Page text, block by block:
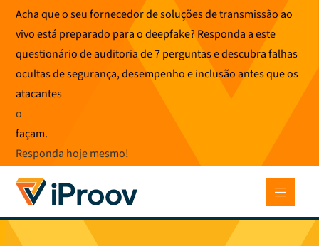
Saltar
para
conteúdo
Acha que o seu fornecedor de soluções de transmissão ao
vivo está preparado para o deepfake? Responda a este
questionário de auditoria de 7 perguntas e descubra falhas
ocultas de segurança, desempenho e inclusão antes que os
atacantes
o
façam.
Responda hoje mesmo!